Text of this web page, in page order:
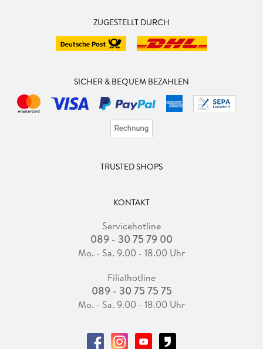
ZUGESTELLT DURCH
SICHER & BEQUEM BEZAHLEN
TRUSTED SHOPS
KONTAKT
Servicehotline
089 - 30 75 79 00
Mo. - Sa. 9.00 - 18.00 Uhr
Filialhotline
089 - 30 75 75 75
Mo. - Sa. 9.00 - 18.00 Uhr